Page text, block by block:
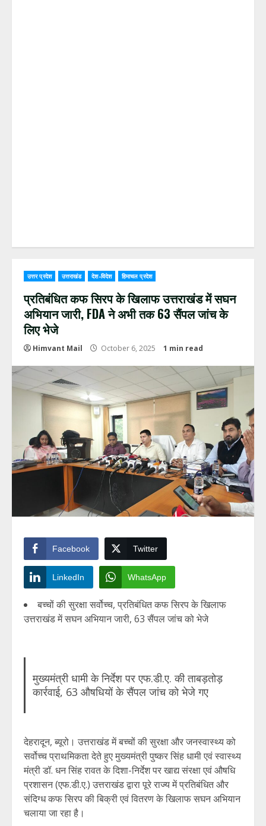
उत्तर प्रदेश उत्तराखंड देश-विदेश हिमाचल प्रदेश
प्रतिबंधित कफ सिरप के खिलाफ उत्तराखंड में सघन
अभियान जारी, FDA ने अभी तक 63 सैंपल जांच के
लिए भेजे
Himvant Mail October 6, 2025 1 min read
Facebook Twitter
LinkedIn WhatsApp
बच्चों की सुरक्षा सर्वोच्च, प्रतिबंधित कफ सिरप के खिलाफ
उत्तराखंड में सघन अभियान जारी, 63 सैंपल जांच को भेजे
मुख्यमंत्री धामी के निर्देश पर एफ.डी.ए. की ताबड़तोड़
कार्रवाई, 63 औषधियों के सैंपल जांच को भेजे गए
देहरादून, ब्यूरो। उत्तराखंड में बच्चों की सुरक्षा और जनस्वास्थ्य को
सर्वोच्च प्राथमिकता देते हुए मुख्यमंत्री पुष्कर सिंह धामी एवं स्वास्थ्य
मंत्री डॉ. धन सिंह रावत के दिशा-निर्देश पर खाद्य संरक्षा एवं औषधि
प्रशासन (एफ.डी.ए.) उत्तराखंड द्वारा पूरे राज्य में प्रतिबंधित और
संदिग्ध कफ सिरप की बिक्री एवं वितरण के खिलाफ सघन अभियान
चलाया जा रहा है।